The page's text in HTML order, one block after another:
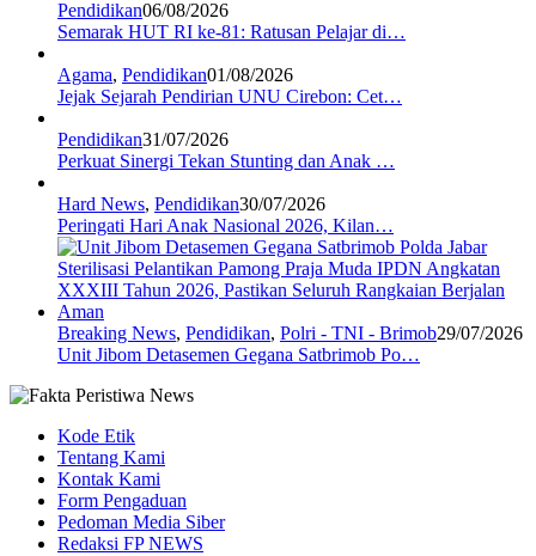
Pendidikan06/08/2026
Semarak HUT RI ke-81: Ratusan Pelajar di…
Agama, Pendidikan01/08/2026
Jejak Sejarah Pendirian UNU Cirebon: Cet…
Pendidikan31/07/2026
Perkuat Sinergi Tekan Stunting dan Anak …
Hard News, Pendidikan30/07/2026
Peringati Hari Anak Nasional 2026, Kilan…
Breaking News, Pendidikan, Polri - TNI - Brimob29/07/2026
Unit Jibom Detasemen Gegana Satbrimob Po…
Kode Etik
Tentang Kami
Kontak Kami
Form Pengaduan
Pedoman Media Siber
Redaksi FP NEWS